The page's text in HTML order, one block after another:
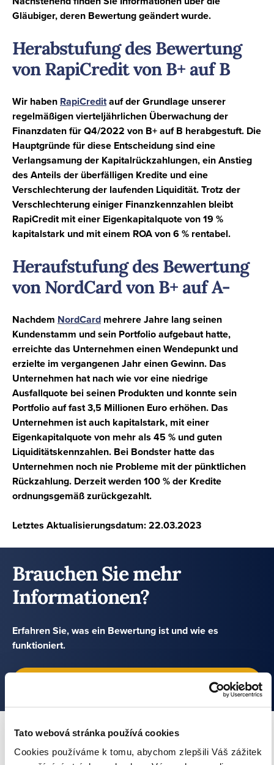
Tato webová stránka používá cookies
Cookies používáme k tomu, abychom zlepšili Váš zážitek
Gläubiger, deren Bewertung geändert wurde.
Herabstufung des Bewertung
von RapiCredit von B+ auf B
Wir haben RapiCreditauf der Grundlage unserer
regelmäßigen vierteljährlichen Überwachung der
Finanzdaten fürQ4/2022 von B+aufB herabgestuft. Die
Hauptgründe für diese Entscheidung sind eine
Verlangsamung der Kapitalrückzahlungen, ein Anstieg
des Anteils der überfälligen Kredite und eine
Verschlechterung der laufenden Liquidität. Trotz der
Verschlechterung einiger Finanzkennzahlen bleibt
RapiCredit mit einer Eigenkapitalquote von19 %
kapitalstark und mit einem ROA von6 % rentabel.
Heraufstufung des Bewertung
von NordCard von B+ auf A-
Nachdem NordCard mehrere Jahre lang seinen
Kundenstamm und sein Portfolio aufgebaut hatte,
erreichte das Unternehmen einen Wendepunkt und
erzielte im vergangenen Jahr einen Gewinn. Das
Unternehmen hat nach wie vor eine niedrige
Ausfallquote bei seinen Produkten und konnte sein
Portfolio auf fast3,5 Millionen Euro erhöhen. Das
Unternehmen ist auch kapitalstark, mit einer
Eigenkapitalquote von mehr als 45 % und guten
Liquiditätskennzahlen. Bei Bondster hatte das
Unternehmen noch nie Probleme mit der pünktlichen
Rückzahlung. Derzeit werden100 %der Kredite
ordnungsgemäß zurückgezahlt.
Letztes Aktualisierungsdatum: 22.03.2023
Brauchen Sie mehr
Informationen?
Erfahren Sie, was ein Bewertung ist und wie es
funktioniert.
MEHR ÜBER DAS BEWERTUNG DER KREDITGEBER
Autor des Artikels: Roman Muller